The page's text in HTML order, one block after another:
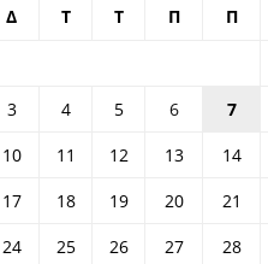
Δ Τ Τ Π Π
3
4 5 6 7
10
11 12 13 14
17
18 19 20 21
24
25 26 27 28